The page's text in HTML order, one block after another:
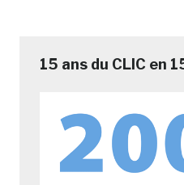
15 ans du CLIC en